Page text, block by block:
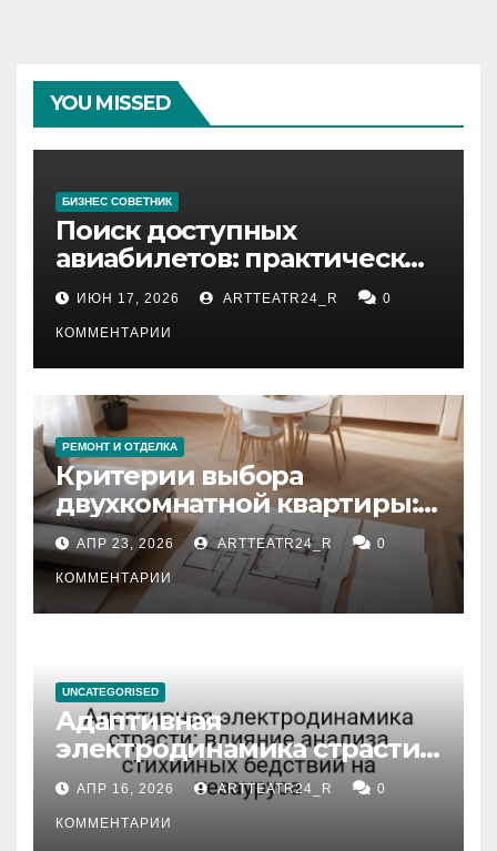
YOU MISSED
БИЗНЕС СОВЕТНИК
Поиск доступных
авиабилетов: практические
рекомендации
ИЮН 17, 2026 ARTTEATR24_R 0
КОММЕНТАРИИ
РЕМОНТ И ОТДЕЛКА
Критерии выбора
двухкомнатной квартиры:
планировка, площадь,
состояние и документация
АПР 23, 2026 ARTTEATR24_R 0
КОММЕНТАРИИ
UNCATEGORISED
Адаптивная
электродинамика страсти:
влияние анализа
стихийных бедствий на
тезауруса
АПР 16, 2026 ARTTEATR24_R 0
КОММЕНТАРИИ